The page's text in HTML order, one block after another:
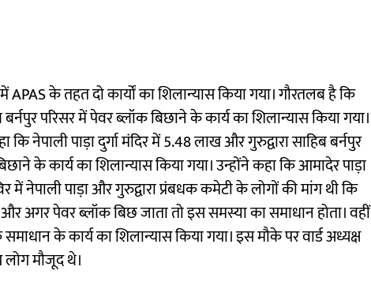
के तहत दो कार्यों का शिलान्यास किया गया। गौरतलब है कि
बर्नपुर परिसर में पेवर ब्लॉक बिछाने के कार्य का शिलान्यास किया गया।
नेपाली पाड़ा दुर्गा मंदिर में 5.48 लाख और गुरुद्वारा साहिब बर्नपुर
के कार्य का शिलान्यास किया गया। उन्होंने कहा कि आमादेर पाड़ा
नेपाली पाड़ा और गुरुद्वारा प्रंबधक कमेटी के लोगों की मांग थी कि
अगर पेवर ब्लॉक बिछ जाता तो इस समस्या का समाधान होता। वहीं
के कार्य का शिलान्यास किया गया। इस मौके पर वार्ड अध्यक्ष
लोग मौजूद थे।